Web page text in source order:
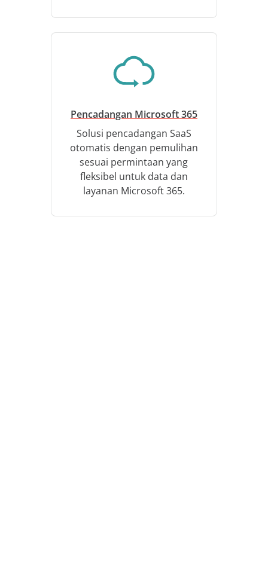
Pencadangan Microsoft 365
Solusi pencadangan SaaS
otomatis dengan pemulihan
sesuai permintaan yang
fleksibel untuk data dan
layanan Microsoft 365.